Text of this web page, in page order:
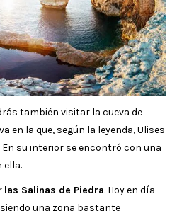
también visitar la cueva de
en la que, según la leyenda, Ulises
En su interior se encontró con una
ella.
las Salinas de Piedra. Hoy en día
una zona bastante